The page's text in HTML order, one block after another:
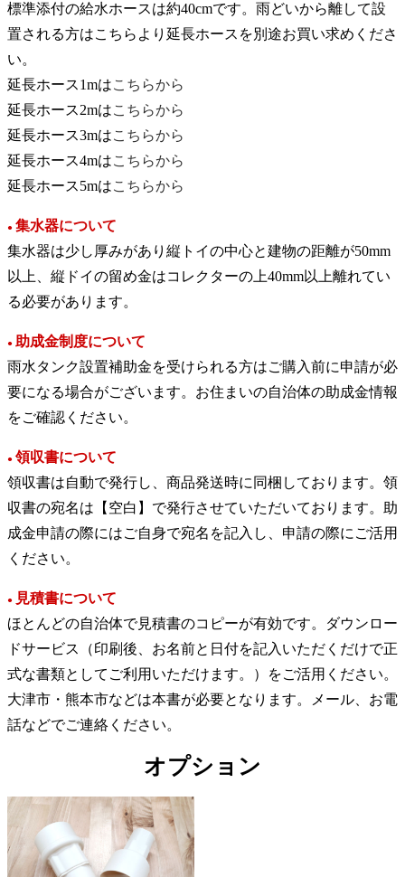
標準添付の給水ホースは約40cmです。雨どいから離して設
置される方はこちらより延長ホースを別途お買い求めくださ
い。
延長ホース1mはこちらから
延長ホース2mはこちらから
延長ホース3mはこちらから
延長ホース4mはこちらから
延長ホース5mはこちらから
● 集水器について
集水器は少し厚みがあり縦トイの中心と建物の距離が50mm
以上、縦ドイの留め金はコレクターの上40mm以上離れてい
る必要があります。
● 助成金制度について
雨水タンク設置補助金を受けられる方はご購入前に申請が必
要になる場合がございます。お住まいの自治体の助成金情報
をご確認ください。
● 領収書について
領収書は自動で発行し、商品発送時に同梱しております。領
収書の宛名は【空白】で発行させていただいております。助
成金申請の際にはご自身で宛名を記入し、申請の際にご活用
ください。
●
見積書について
ほとんどの自治体で見積書のコピーが有効です。ダウンロー
ドサービス（印刷後、お名前と日付を記入いただくだけで正
式な書類としてご利用いただけます。）をご活用ください。
大津市・熊本市などは本書が必要となります。メール、お電
話などでご連絡ください。
オプション